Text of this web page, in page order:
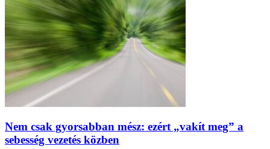
Nem csak gyorsabban mész: ezért „vakít meg” a
sebesség vezetés közben